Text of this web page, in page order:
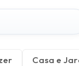
Casa e